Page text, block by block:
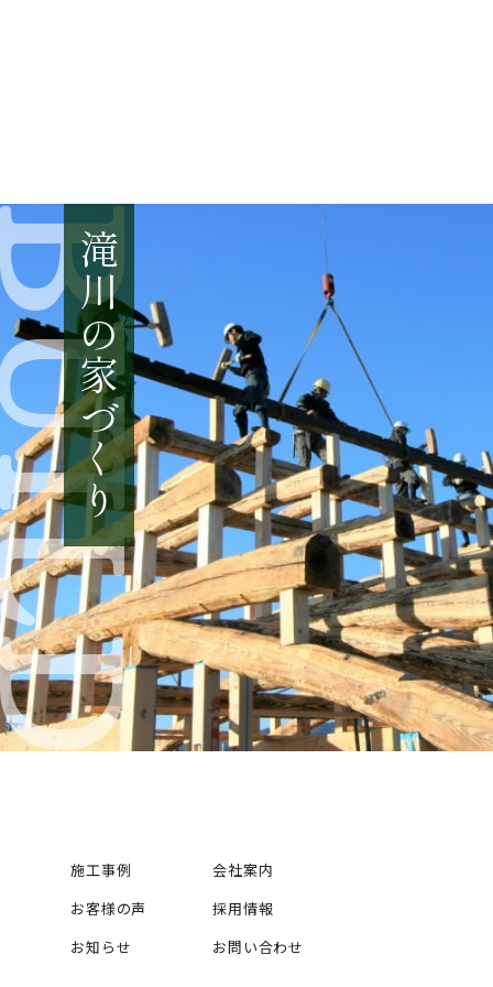
滝川の家づくり
施工事例
お客様の声
お知らせ
会社案内
採用情報
お問い合わせ